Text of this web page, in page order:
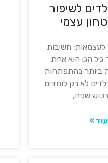
לשיפור
עצמי
לעצמאות: חשיבות
גיל הגן הוא אחת
ביותר בהתפתחות
לא רק לומדים
שפה,
»